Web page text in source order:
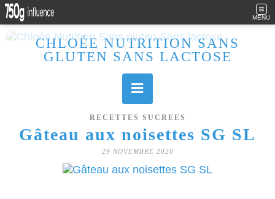
MENU
CHLOÉE NUTRITION SANS
GLUTEN SANS LACTOSE
RECETTES SUCREES
Gâteau aux noisettes SG SL
29 NOVEMBRE 2020